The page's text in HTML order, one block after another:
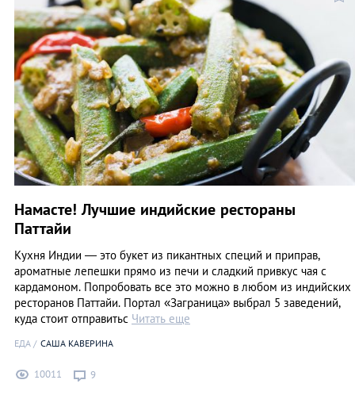
Намасте! Лучшие индийские рестораны
Паттайи
Кухня Индии — это букет из пикантных специй и приправ,
ароматные лепешки прямо из печи и сладкий привкус чая с
кардамоном. Попробовать все это можно в любом из индийских
ресторанов Паттайи. Портал «Заграница» выбрал 5 заведений,
куда стоит отправитьс Читать еще
ЕДА САША КАВЕРИНА
10011 9